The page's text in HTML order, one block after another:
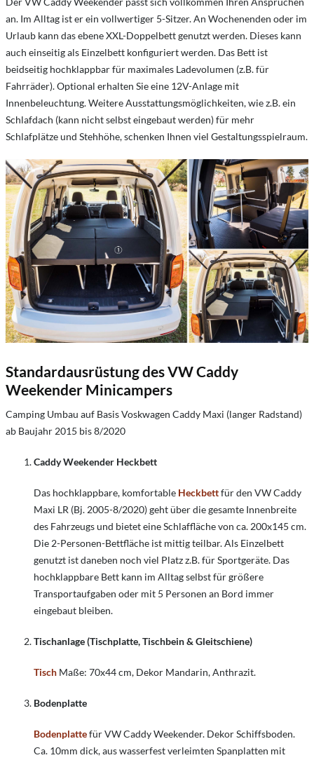
an. Im Alltag ist er ein vollwertiger 5-Sitzer. An Wochenenden oder im
Urlaub kann das ebene XXL-Doppelbett genutzt werden. Dieses kann
auch einseitig als Einzelbett konfiguriert werden. Das Bett ist
beidseitig hochklappbar für maximales Ladevolumen (z.B. für
Fahrräder). Optional erhalten Sie eine 12V-Anlage mit
Innenbeleuchtung. Weitere Ausstattungsmöglichkeiten, wie z.B. ein
Schlafdach (kann nicht selbst eingebaut werden) für mehr
Schlafplätze und Stehhöhe, schenken Ihnen viel Gestaltungsspielraum.
Standardausrüstung des VW Caddy
Weekender Minicampers
Camping Umbau auf Basis Voskwagen Caddy Maxi (langer Radstand)
ab Baujahr 2015 bis 8/2020
Caddy Weekender Heckbett
Das hochklappbare, komfortable Heckbettfür den VW Caddy
Maxi LR (Bj. 2005-8/2020) geht über die gesamte Innenbreite
des Fahrzeugs und bietet eine Schlaffläche von ca. 200x145 cm.
Die 2-Personen-Bettfläche ist mittig teilbar. Als Einzelbett
genutzt ist daneben noch viel Platz z.B. für Sportgeräte. Das
hochklappbare Bett kann im Alltag selbst für größere
Transportaufgaben oder mit 5 Personen an Bord immer
eingebaut bleiben.
Tischanlage (Tischplatte, Tischbein & Gleitschiene)
Tisch Maße: 70x44 cm, Dekor Mandarin, Anthrazit.
Bodenplatte
Bodenplattefür VW Caddy Weekender. Dekor Schiffsboden.
Ca. 10mm dick, aus wasserfest verleimten Spanplatten mit